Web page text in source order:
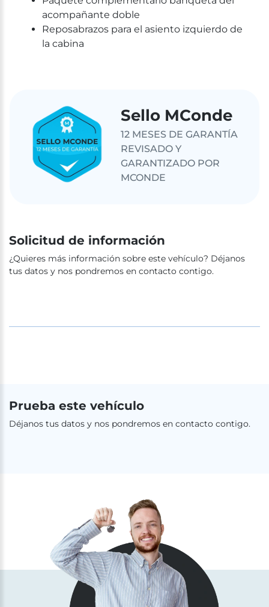
acompañante doble
Reposabrazos para el asiento izquierdo de
la cabina
Sello MConde
12 MESES DE GARANTÍA
REVISADO Y
GARANTIZADO POR
MCONDE
Solicitud de información
¿Quieres más información sobre este vehículo? Déjanos
tus datos y nos pondremos en contacto contigo.
Prueba este vehículo
Déjanos tus datos y nos pondremos en contacto contigo.